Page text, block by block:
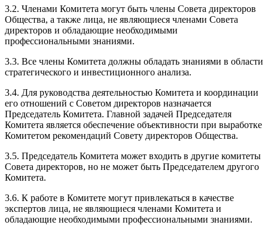
3.2. Членами Комитета могут быть члены Совета директоров
Общества, а также лица, не являющиеся членами Совета
директоров и обладающие необходимыми
профессиональными знаниями.
3.3. Все члены Комитета должны обладать знаниями в области
стратегического и инвестиционного анализа.
3.4. Для руководства деятельностью Комитета и координации
его отношений с Советом директоров назначается
Председатель Комитета. Главной задачей Председателя
Комитета является обеспечение объективности при выработке
Комитетом рекомендаций Совету директоров Общества.
3.5. Председатель Комитета может входить в другие комитеты
Совета директоров, но не может быть Председателем другого
Комитета.
3.6. К работе в Комитете могут привлекаться в качестве
экспертов лица, не являющиеся членами Комитета и
обладающие необходимыми профессиональными знаниями.